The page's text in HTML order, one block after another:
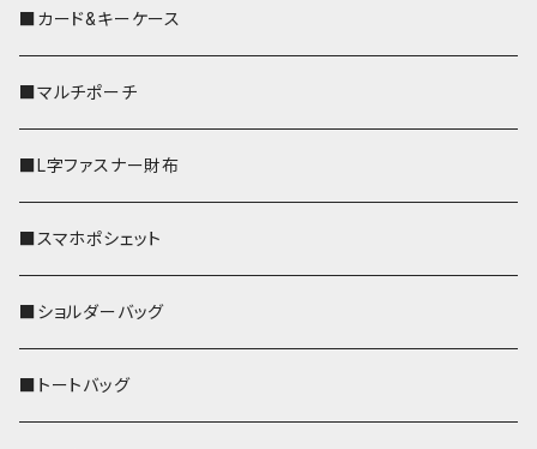
■カード&キーケース
■マルチポーチ
■L字ファスナー財布
■スマホポシェット
■ショルダーバッグ
■トートバッグ